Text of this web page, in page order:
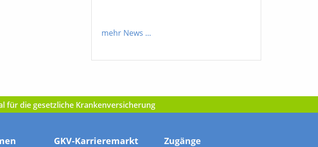
mehr News ...
für die gesetzliche Krankenversicherung
GKV-Karrieremarkt Zugänge